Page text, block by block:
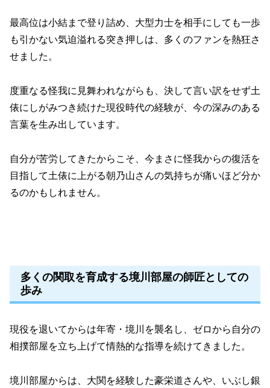
最高位は小結まで登り詰め、大型力士を相手にしても一歩
も引かない気迫溢れる突き押しは、多くのファンを熱狂さ
せました。
度重なる怪我に見舞われながらも、決して言い訳をせず土
俵にしがみつき続けた現役時代の経験が、今の深みのある
言葉を生み出しています。
自分が苦労してきたからこそ、今まさに怪我からの復活を
目指して土俵に上がる朝乃山さんの気持ちが痛いほど分か
るのかもしれません。
多くの関取を育成する境川部屋の師匠としての
歩み
現役を退いてからは年寄・境川を襲名し、ゼロから自分の
相撲部屋を立ち上げて情熱的な指導を続けてきました。
境川部屋からは、大関を経験した豪栄道さんや、いぶし銀